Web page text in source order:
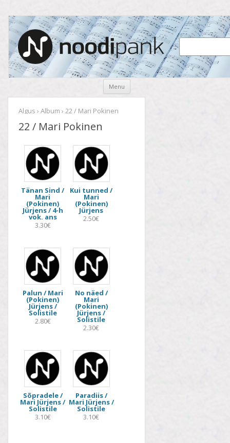
Noodipank
noodipank.ee
Menu Skip
content
Algus › Album › 22 / Mari Pokinen
22 / Mari Pokinen
Tänan Sind /
Mari
(Pokinen)
Jürjens / 4-h
vok. ans
3.30€
Kui tunned /
Mari
(Pokinen)
Jürjens
2.50€
Palun / Mari
(Pokinen)
Jürjens /
Solistile
2.80€
No näed /
Mari
(Pokinen)
Jürjens /
Solistile
2.30€
Sõpradele /
Mari Jürjens /
Solistile
3.10€
Paradiis /
Mari Jürjens /
Solistile
3.10€